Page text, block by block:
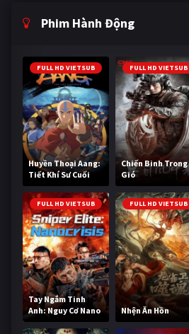
Phim Hành Động
FULL HD VIETSUB
Huyền Thoại Aang:
Tiết Khí Sư Cuối
Cùng
FULL HD VIETSUB
Chiến Binh Trong
Gió
FULL HD VIETSUB
Tay Ngắm Tinh
Anh: Nguy Cơ Nano
FULL HD VIETSUB
Nhện Ăn Hồn